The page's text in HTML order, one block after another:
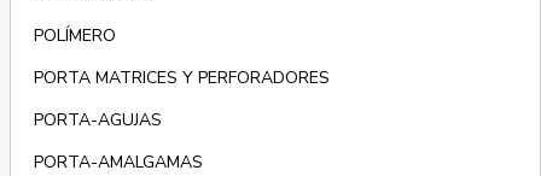
POLÍMERO
PORTA MATRICES Y PERFORADORES
PORTA-AGUJAS
PORTA-AMALGAMAS